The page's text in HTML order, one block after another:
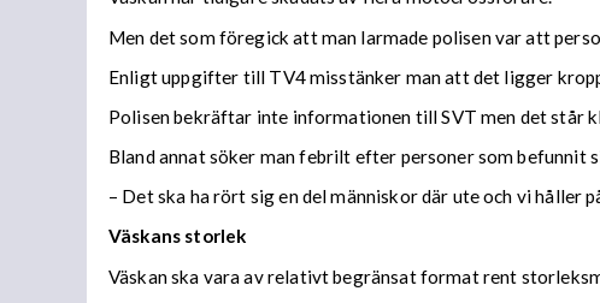
Men det som föregick att man larmade polisen var att
Enligt uppgifter till TV4 misstänker man att det ligger
Polisen bekräftar inte informationen till SVT men det står
Bland annat söker man febrilt efter personer som befunnit
– Det ska ha rört sig en del människor där ute och vi
Väskans storlek
Väskan ska vara av relativt begränsat format rent